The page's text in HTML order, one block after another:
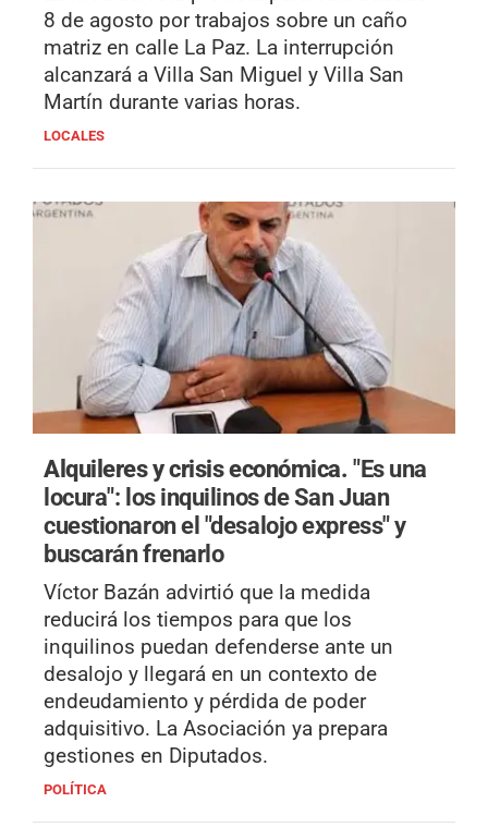
8 de agosto por trabajos sobre un caño
matriz en calle La Paz. La interrupción
alcanzará a Villa San Miguel y Villa San
Martín durante varias horas.
LOCALES
Alquileres y crisis económica."Es una
locura": los inquilinos de San Juan
cuestionaron el "desalojo express" y
buscarán frenarlo
Víctor Bazán advirtió que la medida
reducirá los tiempos para que los
inquilinos puedan defenderse ante un
desalojo y llegará en un contexto de
endeudamiento y pérdida de poder
adquisitivo. La Asociación ya prepara
gestiones en Diputados.
POLÍTICA